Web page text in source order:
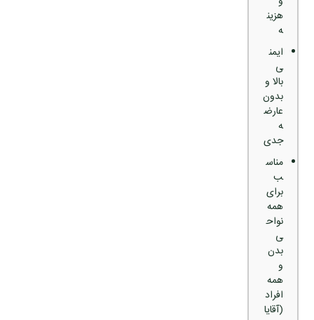
هزین
ه
ایمن
ی
بالا و
بدون
عارض
ه
جدی
مناس
ب
برای
همه
نواح
ی
بدن
و
همه
افراد
(آقایا